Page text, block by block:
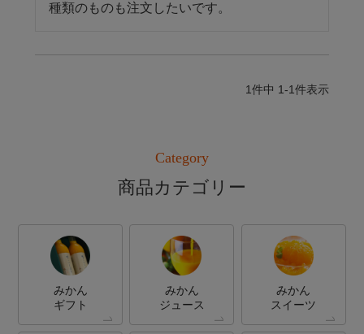
種類のものも注文したいです。
1件中 1-1件表示
Category
商品カテゴリー
みかん
ギフト
みかん
ジュース
みかん
スイーツ